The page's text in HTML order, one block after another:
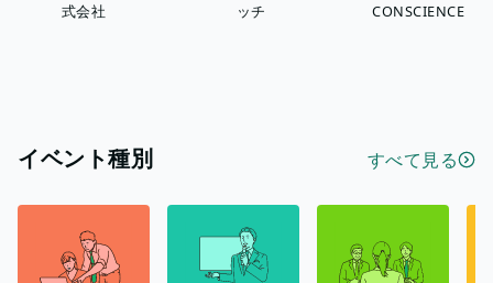
式会社
ッチ
CONSCIENCE
イベント種別 すべて見る